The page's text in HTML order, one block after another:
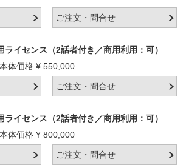
ライセンス（2話者付き／商用利用：可）
本体価格 ¥ 550,000
ライセンス（2話者付き／商用利用：可）
本体価格 ¥ 800,000